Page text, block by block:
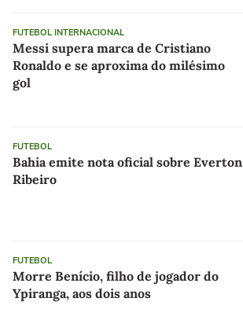
FUTEBOL INTERNACIONAL
Messi supera marca de Cristiano
Ronaldo e se aproxima do milésimo
gol
FUTEBOL
Bahia emite nota oficial sobre Everton
Ribeiro
FUTEBOL
Morre Benício, filho de jogador do
Ypiranga, aos dois anos